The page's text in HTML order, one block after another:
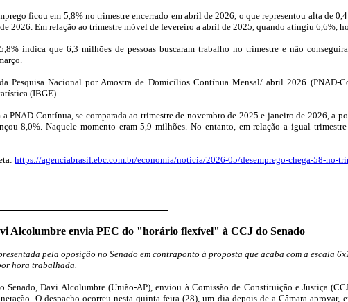
ficou em 5,8% no trimestre encerrado em abril de 2026, o que representou alta de
2026. Em relação ao trimestre móvel de fevereiro a abril de 2025, quando atingiu 6,6%,
indica que 6,3 milhões de pessoas buscaram trabalho no trimestre e não
Pesquisa Nacional por Amostra de Domicílios Contínua Mensal/ abril 2026
(IBGE).
a PNAD Contínua, se comparada ao trimestre de novembro de 2025 e janeiro de 2026, a
8,0%. Naquele momento eram 5,9 milhões. No entanto, em relação a igual
https://agenciabrasil.ebc.com.br/economia/noticia/2026-05/desemprego-chega-58-no-
Alcolumbre envia PEC do "horário flexível" à CCJ do Senado
pela oposição no Senado em contraponto à proposta que acaba com a escala
hora trabalhada.
Senado, Davi Alcolumbre (União-AP), enviou à Comissão de Constituição e Justiça
O despacho ocorreu nesta quinta-feira (28), um dia depois de a Câmara